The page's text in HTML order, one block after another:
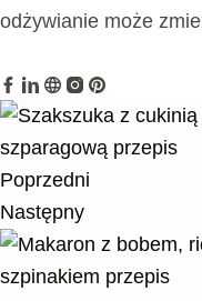
odżywianie może
Poprzedni
Następny